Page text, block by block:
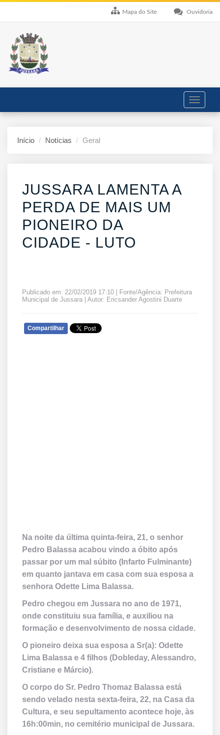
Ouvidoria
Mapa do Site
Toggle
Início Notícias Geral
JUSSARA LAMENTA A
PERDA DE MAIS UM
PIONEIRO DA
CIDADE - LUTO
Publicado em: 22/02/2019 17:10 | Fonte/Agência: Prefeitura
Municipal de Jussara | Autor: Ericsander Agostini Duarte
Compartilhar
Na noite da última quinta-feira, 21, o senhor
Pedro Balassa acabou vindo a óbito após
passar por um mal súbito (Infarto Fulminante)
em quanto jantava em casa com sua esposa a
senhora Odette Lima Balassa.
Pedro chegou em Jussara no ano de 1971,
onde constituiu sua família, e auxiliou na
formação e desenvolvimento de nossa cidade.
O pioneiro deixa sua esposa a Sr(a): Odette
Lima Balassa e 4 filhos (Dobleday, Alessandro,
Cristiane e Márcio).
O corpo do Sr. Pedro Thomaz Balassa está
sendo velado nesta sexta-feira, 22, na Casa da
Cultura, e seu sepultamento acontece hoje, às
16h:00min, no cemitério municipal de Jussara.